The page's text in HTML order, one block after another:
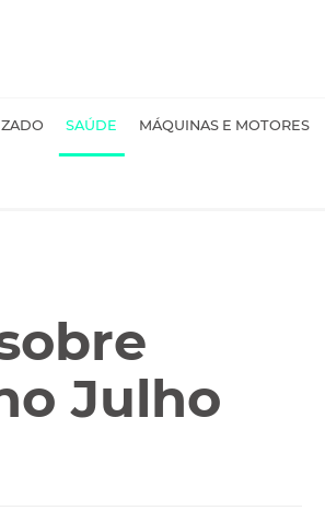
SAÚDE MÁQUINAS E MOTORES
Julho